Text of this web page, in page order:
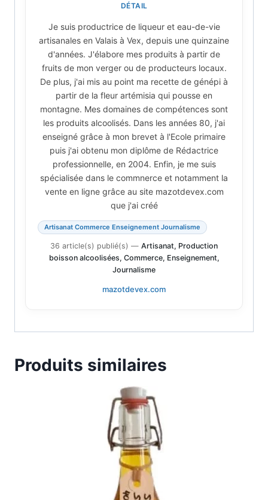
DÉTAIL
Je suis productrice de liqueur et eau-de-vie
artisanales en Valais à Vex, depuis une quinzaine
d'années. J'élabore mes produits à partir de
fruits de mon verger ou de producteurs locaux.
De plus, j'ai mis au point ma recette de génépi à
partir de la fleur artémisia qui pousse en
montagne. Mes domaines de compétences sont
les produits alcoolisés. Dans les années 80, j'ai
enseigné grâce à mon brevet à l'Ecole primaire
puis j'ai obtenu mon diplôme de Rédactrice
professionnelle, en 2004. Enfin, je me suis
spécialisée dans le commnerce et notamment la
vente en ligne grâce au site mazotdevex.com
que j'ai créé
Artisanat Commerce Enseignement Journalisme
36 article(s) publié(s) — Artisanat, Production
boisson alcoolisées, Commerce, Enseignement,
Journalisme
mazotdevex.com
Produits similaires